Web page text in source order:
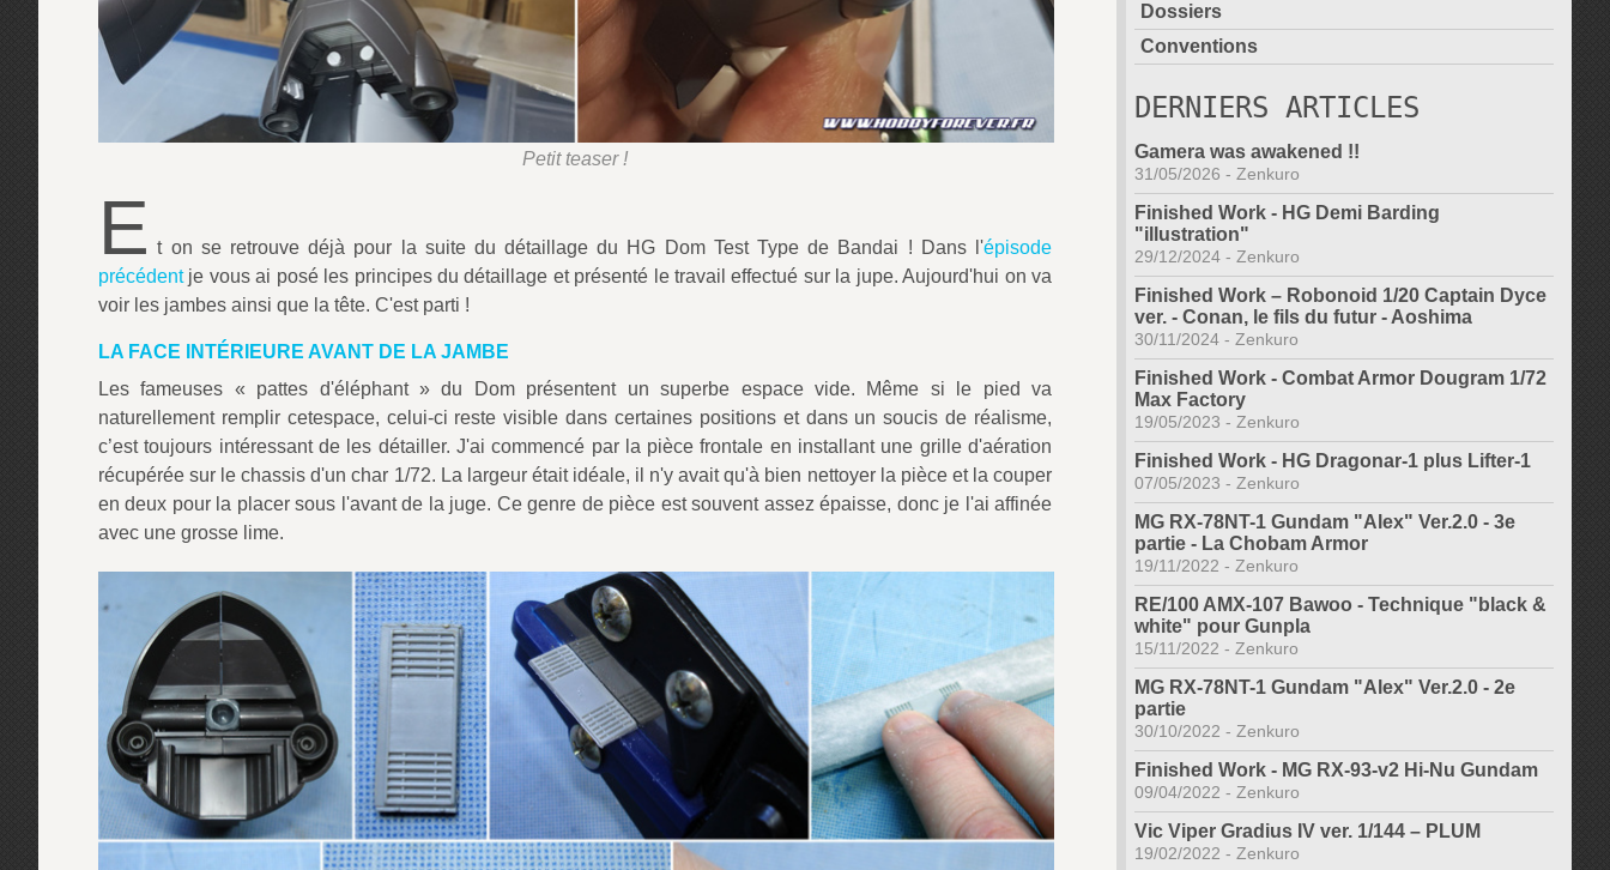
Petit teaser !
E t on se retrouve déjà pour la suite du détaillage du HG Dom Test Type de Bandai ! Dans l'épisode
précédentje vous ai posé les principes du détaillage et présenté le travail effectué sur la jupe. Aujourd'hui on va
voir les jambes ainsi que la tête. C'est parti !
LA FACE INTÉRIEURE AVANT DE LA JAMBE
Les fameuses « pattes d'éléphant » du Dom présentent un superbe espace vide. Même si le pied va
naturellement remplir cetespace, celui-ci reste visible dans certaines positions et dans un soucis de réalisme,
c’est toujours intéressant de les détailler. J'ai commencé par la pièce frontale en installant une grille d'aération
récupérée sur le chassis d'un char 1/72. La largeur était idéale, il n'y avait qu'à bien nettoyer la pièce et la couper
en deux pour la placer sous l'avant de la juge. Ce genre de pièce est souvent assez épaisse, donc je l'ai affinée
avec une grosse lime.
Dossiers
Conventions
DERNIERS ARTICLES
Gamera was awakened !!
31/05/2026 - Zenkuro
Finished Work - HG Demi Barding
"illustration"
29/12/2024 - Zenkuro
Finished Work – Robonoid 1/20 Captain Dyce
ver. - Conan, le fils du futur - Aoshima
30/11/2024 - Zenkuro
Finished Work - Combat Armor Dougram 1/72
Max Factory
19/05/2023 - Zenkuro
Finished Work - HG Dragonar-1 plus Lifter-1
07/05/2023 - Zenkuro
MG RX-78NT-1 Gundam "Alex" Ver.2.0 - 3e
partie - La Chobam Armor
19/11/2022 - Zenkuro
RE/100 AMX-107 Bawoo - Technique "black &
white" pour Gunpla
15/11/2022 - Zenkuro
MG RX-78NT-1 Gundam "Alex" Ver.2.0 - 2e
partie
30/10/2022 - Zenkuro
Finished Work - MG RX-93-v2 Hi-Nu Gundam
09/04/2022 - Zenkuro
Vic Viper Gradius IV ver. 1/144 – PLUM
19/02/2022 - Zenkuro